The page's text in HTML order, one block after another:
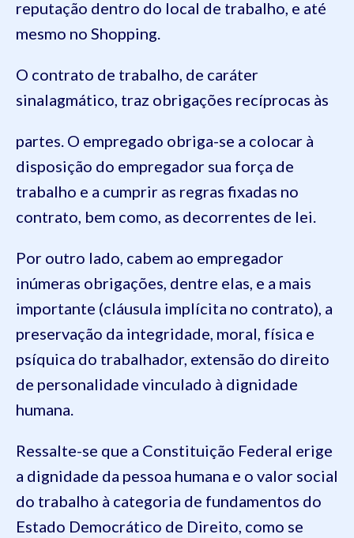
reputação dentro do local de trabalho, e até
mesmo no Shopping.
O contrato de trabalho, de caráter
sinalagmático, traz obrigações recíprocas às
partes. O empregado obriga-se a colocar à
disposição do empregador sua força de
trabalho e a cumprir as regras fixadas no
contrato, bem como, as decorrentes de lei.
Por outro lado, cabem ao empregador
inúmeras obrigações, dentre elas, e a mais
importante (cláusula implícita no contrato), a
preservação da integridade, moral, física e
psíquica do trabalhador, extensão do direito
de personalidade vinculado à dignidade
humana.
Ressalte-se que a Constituição Federal erige
a dignidade da pessoa humana e o valor social
do trabalho à categoria de fundamentos do
Estado Democrático de Direito, como se